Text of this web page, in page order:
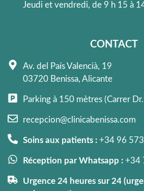
Jeudi et vendredi, de 9 h 15 à
CONTACT
Av. del País Valencià, 19
03720 Benissa, Alicante
Parking à 150 mètres (Carrer
recepcion@clinicabenissa.com
Soins aux patients : +34 96
Réception par Whatsapp : +34
Urgence 24 heures sur 24